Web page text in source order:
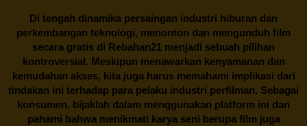
Di tengah dinamika persaingan industri hiburan dan
perkembangan teknologi, menonton dan mengunduh film
secara gratis di Rebahan21 menjadi sebuah pilihan
kontroversial. Meskipun menawarkan kenyamanan dan
kemudahan akses, kita juga harus memahami implikasi dari
tindakan ini terhadap para pelaku industri perfilman. Sebagai
konsumen, bijaklah dalam menggunakan platform ini dan
pahami bahwa menikmati karya seni berupa film juga